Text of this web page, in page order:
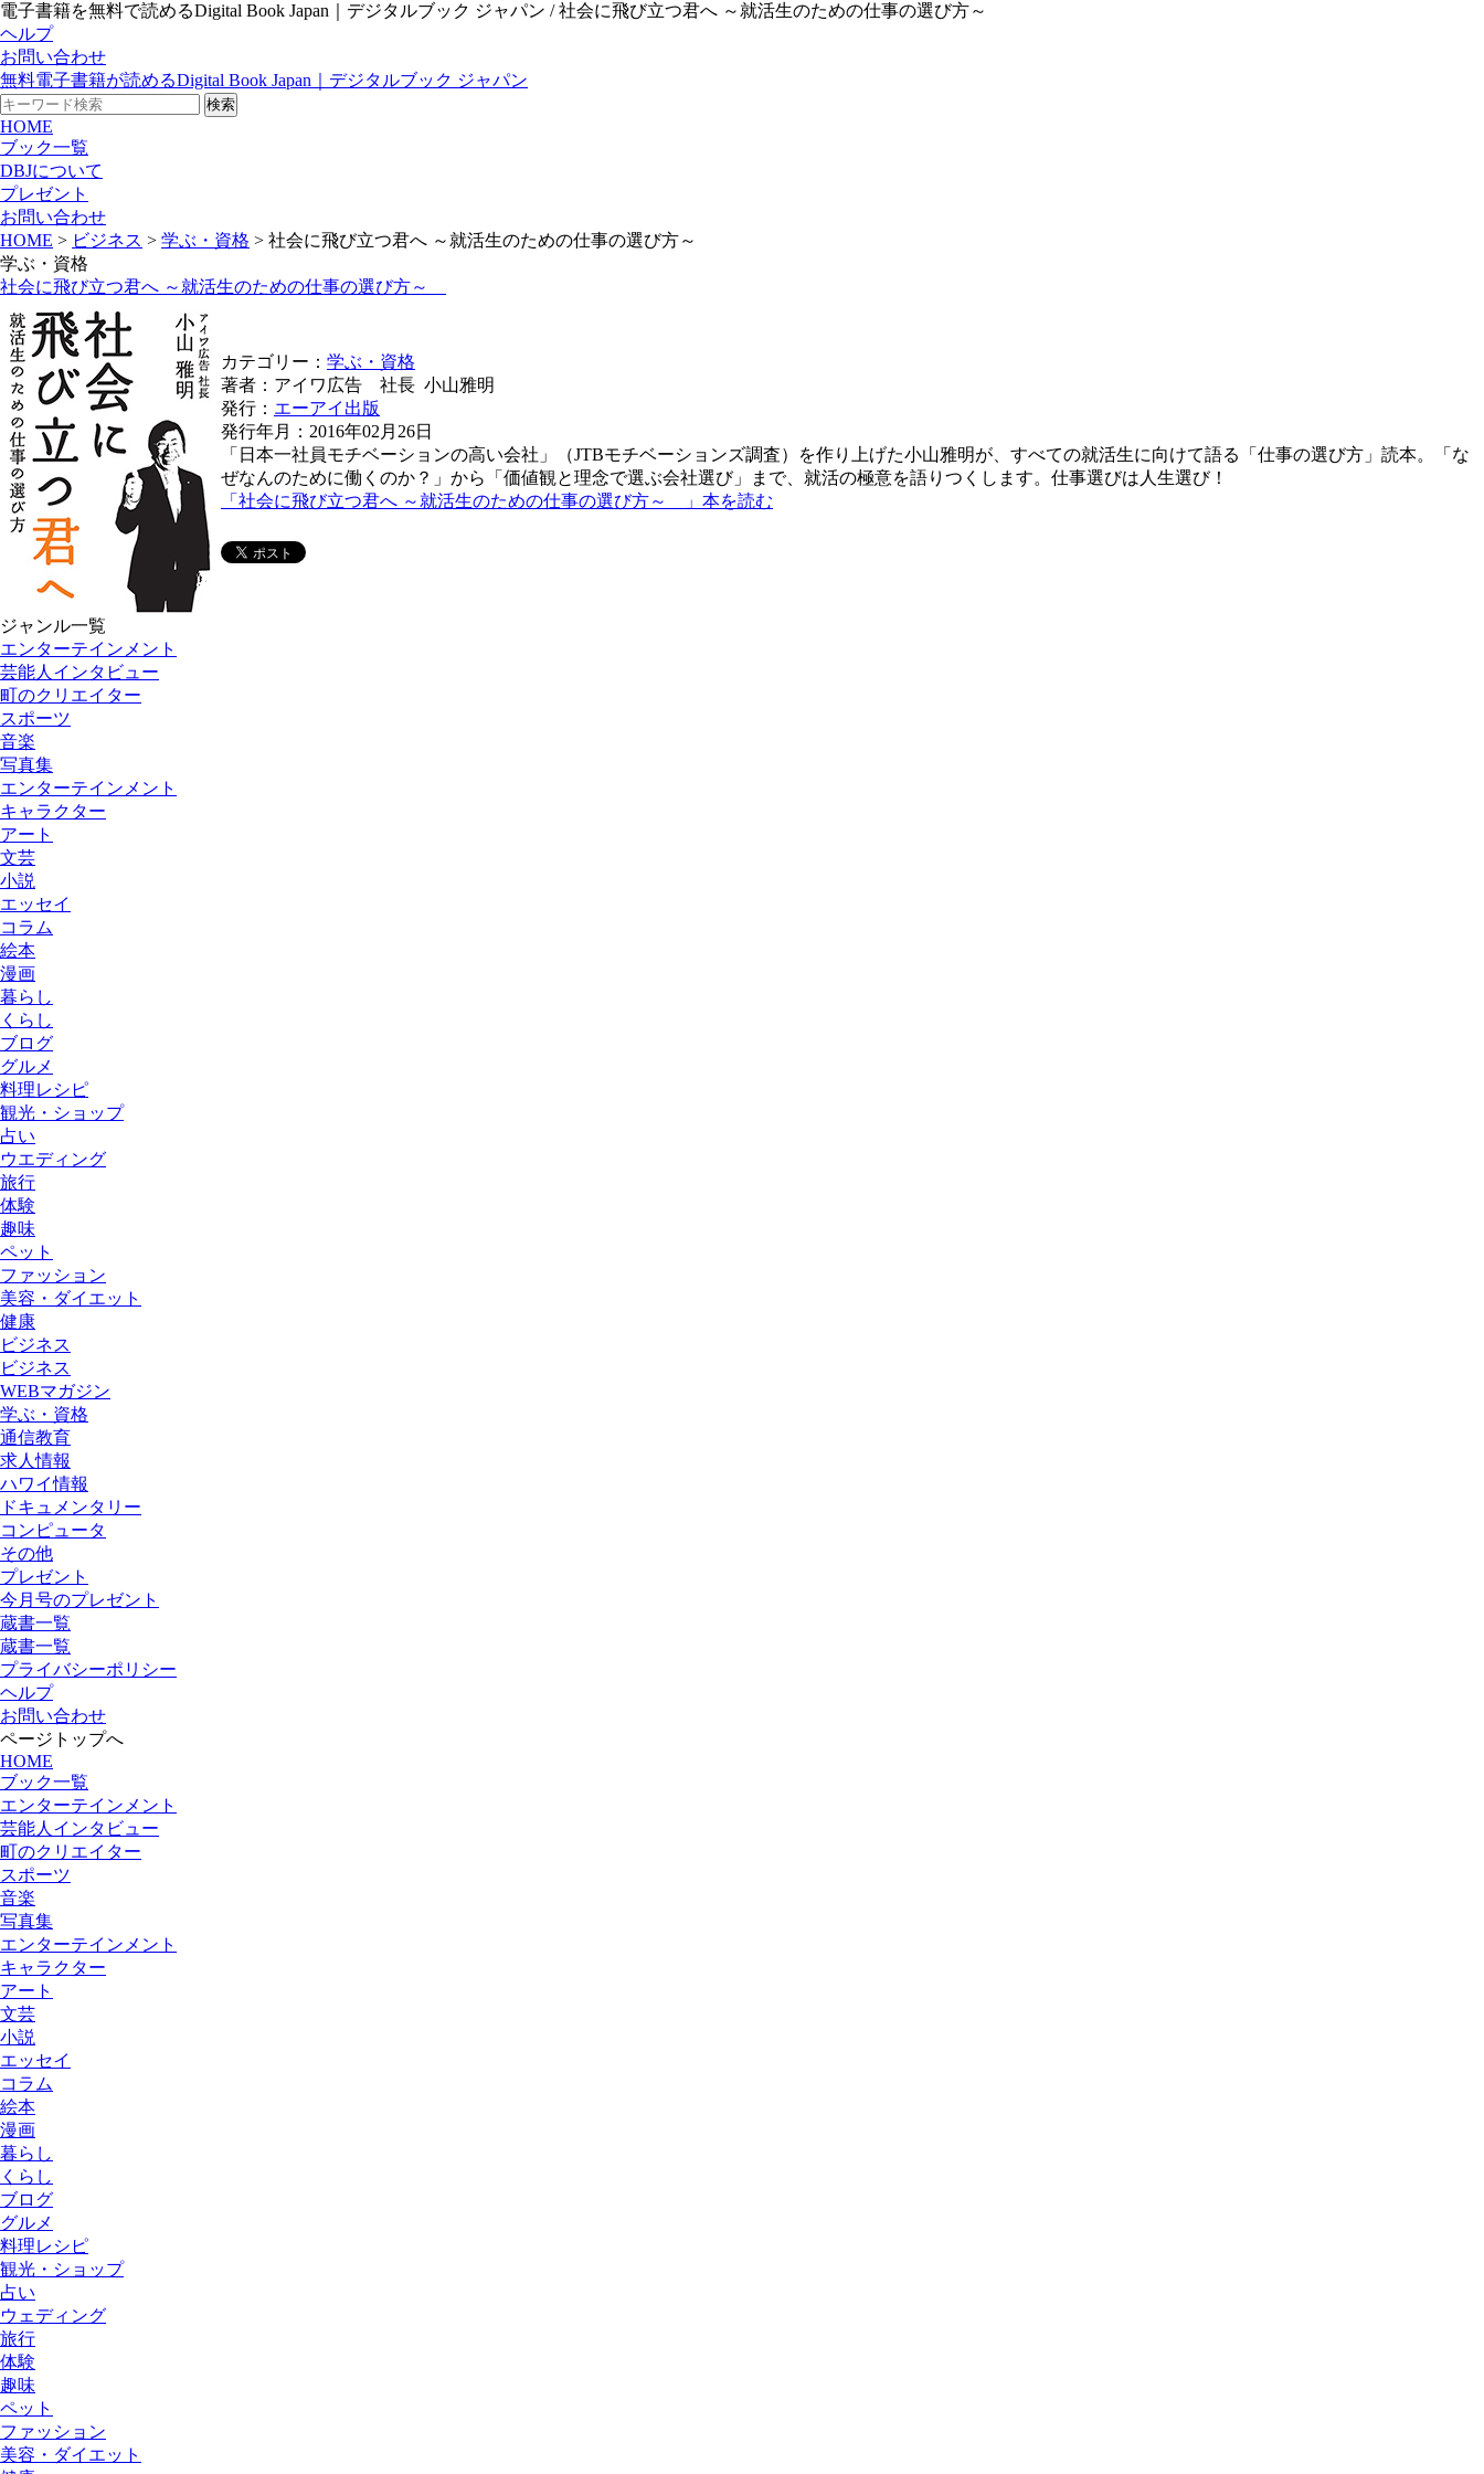
電子書籍を無料で読めるDigital Book Japan｜デジタルブック ジャパン / 社会に飛び立つ君へ ～就活生のための仕事の選び方～
ヘルプ
お問い合わせ
無料電子書籍が読めるDigital Book Japan｜デジタルブック ジャパン
HOME
ブック一覧
DBJについて
プレゼント
お問い合わせ
HOME > ビジネス > 学ぶ・資格 > 社会に飛び立つ君へ ～就活生のための仕事の選び方～
学ぶ・資格
社会に飛び立つ君へ ～就活生のための仕事の選び方～
カテゴリー： 学ぶ・資格
著者：アイワ広告 社長 小山雅明
発行： エーアイ出版
発行年月：2016年02月26日
「日本一社員モチベーションの高い会社」（JTBモチベーションズ調査）を作り上げた小山雅明が、すべての就活生に向けて語る「仕事の選び方」読本。「な
ぜなんのために働くのか？」から「価値観と理念で選ぶ会社選び」まで、就活の極意を語りつくします。仕事選びは人生選び！
「社会に飛び立つ君へ ～就活生のための仕事の選び方～ 」本を読む
ジャンル一覧
エンターテインメント
芸能人インタビュー
町のクリエイター
スポーツ
音楽
写真集
エンターテインメント
キャラクター
アート
文芸
小説
エッセイ
コラム
絵本
漫画
暮らし
くらし
ブログ
グルメ
料理レシピ
観光・ショップ
占い
ウエディング
旅行
体験
趣味
ペット
ファッション
美容・ダイエット
健康
ビジネス
ビジネス
WEBマガジン
学ぶ・資格
通信教育
求人情報
ハワイ情報
ドキュメンタリー
コンピュータ
その他
プレゼント
今月号のプレゼント
蔵書一覧
蔵書一覧
プライバシーポリシー
ヘルプ
お問い合わせ
ページトップへ
HOME
ブック一覧
エンターテインメント
芸能人インタビュー
町のクリエイター
スポーツ
音楽
写真集
エンターテインメント
キャラクター
アート
文芸
小説
エッセイ
コラム
絵本
漫画
暮らし
くらし
ブログ
グルメ
料理レシピ
観光・ショップ
占い
ウェディング
旅行
体験
趣味
ペット
ファッション
美容・ダイエット